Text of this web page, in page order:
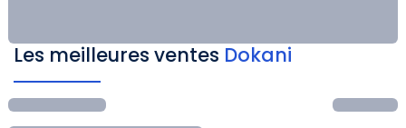
Les meilleures ventes Dokani